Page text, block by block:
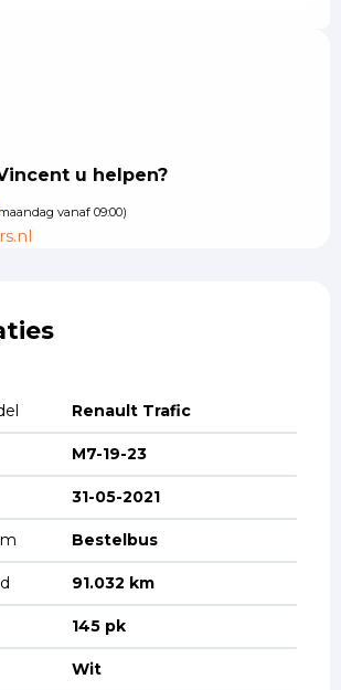
u helpen?
vanaf 09:00)
Renault Trafic
M7-19-23
31-05-2021
Bestelbus
91.032 km
145 pk
Wit